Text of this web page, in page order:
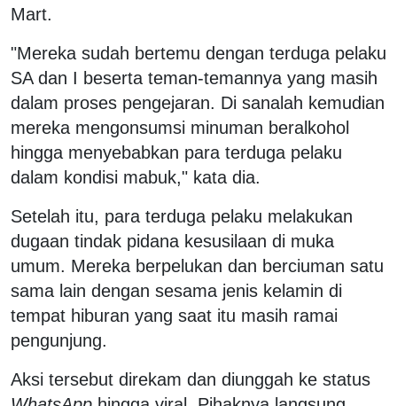
Mart.
"Mereka sudah bertemu dengan terduga pelaku
SA dan I beserta teman-temannya yang masih
dalam proses pengejaran. Di sanalah kemudian
mereka mengonsumsi minuman beralkohol
hingga menyebabkan para terduga pelaku
dalam kondisi mabuk," kata dia.
Setelah itu, para terduga pelaku melakukan
dugaan tindak pidana kesusilaan di muka
umum. Mereka berpelukan dan berciuman satu
sama lain dengan sesama jenis kelamin di
tempat hiburan yang saat itu masih ramai
pengunjung.
Aksi tersebut direkam dan diunggah ke status